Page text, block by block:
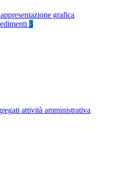
grafica
3
attività amministrativa